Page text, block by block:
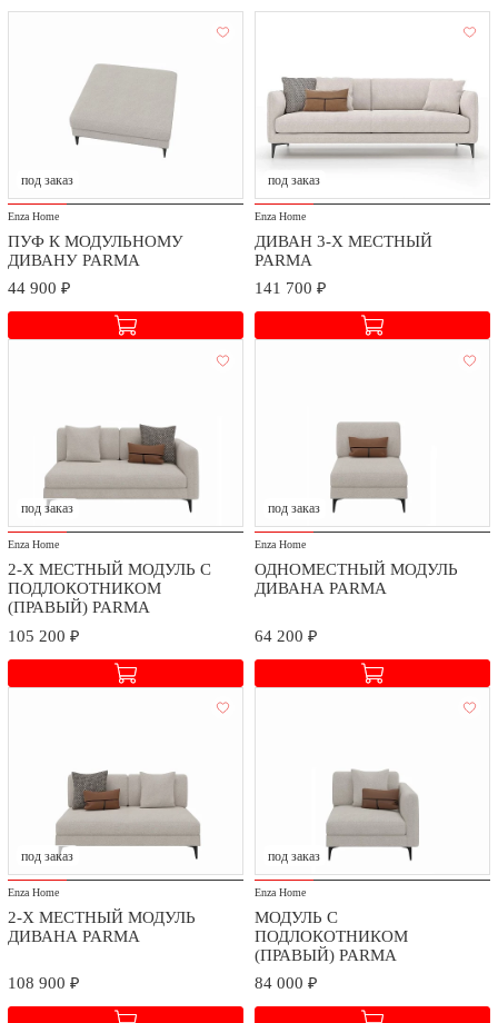
под заказ
Enza Home
ПУФ К МОДУЛЬНОМУ
ДИВАНУ PARMA
44 900 ₽
под заказ
Enza Home
ДИВАН 3-Х МЕСТНЫЙ
PARMA
141 700 ₽
под заказ
Enza Home
2-Х МЕСТНЫЙ МОДУЛЬ С
ПОДЛОКОТНИКОМ
(ПРАВЫЙ) PARMA
105 200 ₽
под заказ
Enza Home
ОДНОМЕСТНЫЙ МОДУЛЬ
ДИВАНА PARMA
64 200 ₽
под заказ
Enza Home
2-Х МЕСТНЫЙ МОДУЛЬ
ДИВАНА PARMA
108 900 ₽
под заказ
Enza Home
МОДУЛЬ С
ПОДЛОКОТНИКОМ
(ПРАВЫЙ) PARMA
84 000 ₽